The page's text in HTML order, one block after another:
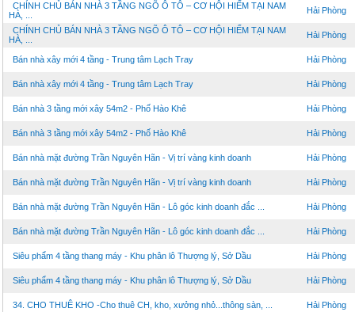
CHÍNH CHỦ BÁN NHÀ 3 TẦNG NGÕ Ô TÔ – CƠ HỘI HIẾM TẠI NAM
HÀ, ...
Hải Phòng
CHÍNH CHỦ BÁN NHÀ 3 TẦNG NGÕ Ô TÔ – CƠ HỘI HIẾM TẠI NAM
HÀ, ...
Hải Phòng
Bán nhà xây mới 4 tầng - Trung tâm Lạch Tray Hải Phòng
Bán nhà xây mới 4 tầng - Trung tâm Lạch Tray Hải Phòng
Bán nhà 3 tầng mới xây 54m2 - Phố Hào Khê Hải Phòng
Bán nhà 3 tầng mới xây 54m2 - Phố Hào Khê Hải Phòng
Bán nhà mặt đường Trần Nguyên Hãn - Vị trí vàng kinh doanh Hải Phòng
Bán nhà mặt đường Trần Nguyên Hãn - Vị trí vàng kinh doanh Hải Phòng
Bán nhà mặt đường Trần Nguyên Hãn - Lô góc kinh doanh đắc ... Hải Phòng
Bán nhà mặt đường Trần Nguyên Hãn - Lô góc kinh doanh đắc ... Hải Phòng
Siêu phẩm 4 tầng thang máy - Khu phân lô Thượng lý, Sở Dầu Hải Phòng
Siêu phẩm 4 tầng thang máy - Khu phân lô Thượng lý, Sở Dầu Hải Phòng
34. CHO THUÊ KHO -Cho thuê CH, kho, xưởng nhỏ...thông sàn, ... Hải Phòng